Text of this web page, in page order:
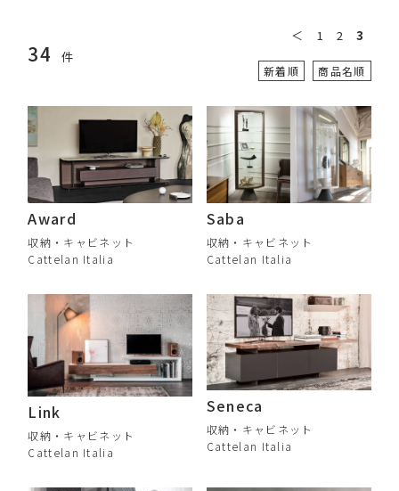
34 件
＜ 1 2 3
新着順 商品名順
Award
収納・キャビネット
Cattelan Italia
Saba
収納・キャビネット
Cattelan Italia
Link
収納・キャビネット
Cattelan Italia
Seneca
収納・キャビネット
Cattelan Italia